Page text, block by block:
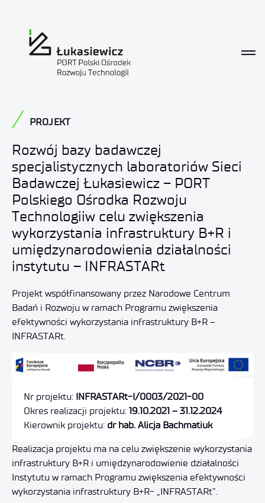
PROJEKT
Rozwój bazy badawczej
specjalistycznych laboratoriów Sieci
Badawczej Łukasiewicz – PORT
Polskiego Ośrodka Rozwoju
Technologiiw celu zwiększenia
wykorzystania infrastruktury B+R i
umiędzynarodowienia działalności
instytutu – INFRASTARt
Projekt współfinansowany przez Narodowe Centrum
Badań i Rozwoju w ramach Programu zwiększenia
efektywności wykorzystania infrastruktury B+R –
INFRASTARt.
Nr projektu: INFRASTARt-I/0003/2021-00
Okres realizacji projektu: 19.10.2021 – 31.12.2024
Kierownik projektu: dr hab. Alicja Bachmatiuk
Realizacja projektu ma na celu zwiększenie wykorzystania
infrastruktury B+R i umiędzynarodowienie działalności
Instytutu w ramach Programu zwiększenia efektywności
wykorzystania infrastruktury B+R- „INFRASTARt”.